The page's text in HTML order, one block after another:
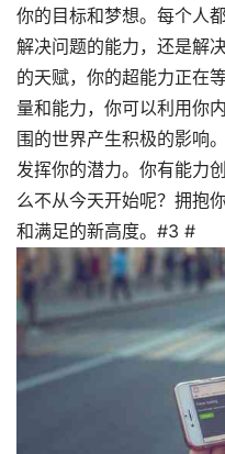
你的目标和梦想。每个人
解决问题的能力，还是解
的天赋，你的超能力正在
量和能力，你可以利用你
围的世界产生积极的影响
发挥你的潜力。你有能力
么不从今天开始呢？拥抱
和满足的新高度。#3 #